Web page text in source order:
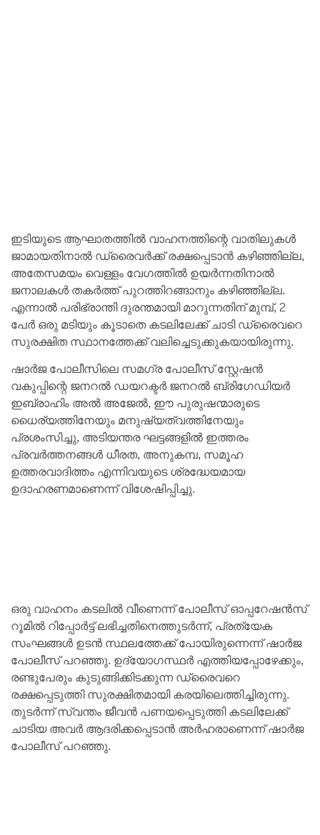
ഇടിയുടെ ആഘാതത്തിൽ വാഹനത്തിന്റെ വാതിലുകൾ
ജാമായതിനാൽ ഡ്രൈവർക്ക് രക്ഷപ്പെടാൻ കഴിഞ്ഞില്ല,
അതേസമയം വെള്ളം വേഗത്തിൽ ഉയർന്നതിനാൽ
ജനാലകൾ തകർത്ത് പുറത്തിറങ്ങാനും കഴിഞ്ഞില്ല.
എന്നാൽ പരിഭ്രാന്തി ദുരന്തമായി മാറുന്നതിന് മുമ്പ്, 2
പേർ ഒരു മടിയും കൂടാതെ കടലിലേക്ക് ചാടി ഡ്രൈവറെ
സുരക്ഷിത സ്ഥാനത്തേക്ക് വലിച്ചെടുക്കുകയായിരുന്നു.
ഷാർജ പോലീസിലെ സമഗ്ര പോലീസ് സ്റ്റേഷൻ
വകുപ്പിന്റെ ജനറൽ ഡയറക്ടർ ജനറൽ ബ്രിഗേഡിയർ
ഇബ്രാഹിം അൽ അജേൽ, ഈ പുരുഷന്മാരുടെ
ധൈര്യത്തിനേയും മനുഷ്യത്വത്തിനേയും
പ്രശംസിച്ചു, അടിയന്തര ഘട്ടങ്ങളിൽ ഇത്തരം
പ്രവർത്തനങ്ങൾ ധീരത, അനുകമ്പ, സമൂഹ
ഉത്തരവാദിത്തം എന്നിവയുടെ ശ്രദ്ധേയമായ
ഉദാഹരണമാണെന്ന് വിശേഷിപ്പിച്ചു.
ഒരു വാഹനം കടലിൽ വീണെന്ന് പോലീസ് ഓപ്പറേഷൻസ്
റൂമിൽ റിപ്പോർട്ട് ലഭിച്ചതിനെത്തുടർന്ന്, പ്രത്യേക
സംഘങ്ങൾ ഉടൻ സ്ഥലത്തേക്ക് പോയിരുന്നെന്ന് ഷാർജ
പോലീസ് പറഞ്ഞു. ഉദ്യോഗസ്ഥർ എത്തിയപ്പോഴേക്കും,
രണ്ടുപേരും കുടുങ്ങിക്കിടക്കുന്ന ഡ്രൈവറെ
രക്ഷപ്പെടുത്തി സുരക്ഷിതമായി കരയിലെത്തിച്ചിരുന്നു.
തുടർന്ന് സ്വന്തം ജീവൻ പണയപ്പെടുത്തി കടലിലേക്ക്
ചാടിയ അവർ ആദരിക്കപ്പെടാൻ അർഹരാണെന്ന് ഷാർജ
പോലീസ് പറഞ്ഞു.